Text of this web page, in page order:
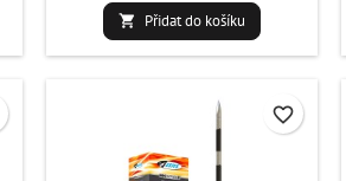
 Přidat do košíku
favorite_border